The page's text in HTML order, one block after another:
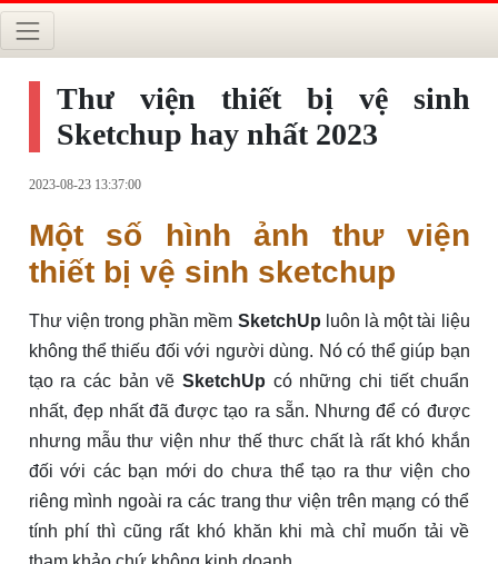
Thư viện thiết bị vệ sinh
Sketchup hay nhất 2023
2023-08-23 13:37:00
Một số hình ảnh thư viện
thiết bị vệ sinh sketchup
Thư viện trong phần mềm SketchUp luôn là một tài liệu
không thể thiếu đối với người dùng. Nó có thể giúp bạn
tạo ra các bản vẽ SketchUp có những chi tiết chuẩn
nhất, đẹp nhất đã được tạo ra sẵn. Nhưng để có được
nhưng mẫu thư viện như thế thưc chất là rất khó khắn
đối với các bạn mới do chưa thể tạo ra thư viện cho
riêng mình ngoài ra các trang thư viện trên mạng có thể
tính phí thì cũng rất khó khăn khi mà chỉ muốn tải về